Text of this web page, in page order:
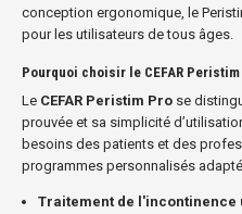
conception ergonomique, le
pour les utilisateurs de tous âges.
Pourquoi choisir le CEFAR Peristim
Le CEFAR Peristim Pro se
prouvée et sa simplicité
besoins des patients et des
programmes personnalisés
Traitement de